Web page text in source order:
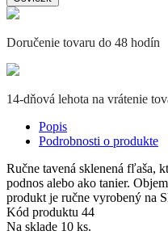
Doručenie tovaru do 48 hodín
14-dňová lehota na vrátenie
Popis
Podrobnosti o produkte
Ručne tavená sklenená fľaša,
podnos alebo ako tanier.
produkt je ručne vyrobený na
Kód produktu 44
Na sklade 10 ks.